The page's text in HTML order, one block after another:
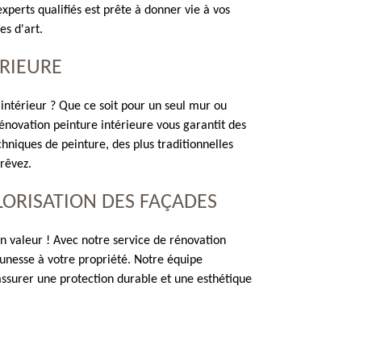
qualifiés est prête à donner vie à vos
d'art.
? Que ce soit pour un seul mur ou
peinture intérieure vous garantit des
de peinture, des plus traditionnelles
DES FAÇADES
valeur ! Avec notre service de rénovation
à votre propriété. Notre équipe
une protection durable et une esthétique